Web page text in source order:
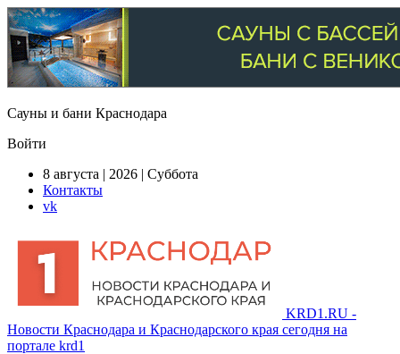
Сауны и бани Краснодара
Войти
8 августа | 2026 | Суббота
Контакты
vk
KRD1.RU -
Новости Краснодара и Краснодарского края сегодня на
портале krd1